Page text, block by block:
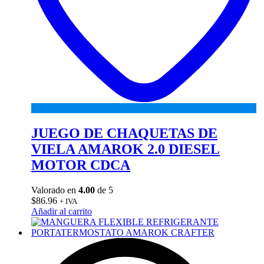
JUEGO DE CHAQUETAS DE
VIELA AMAROK 2.0 DIESEL
MOTOR CDCA
Valorado en 4.00 de 5
$86.96 + IVA
Añadir al carrito